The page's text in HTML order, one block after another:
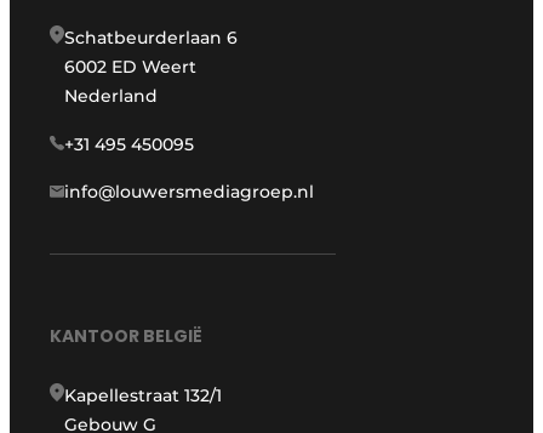
Schatbeurderlaan 6
6002 ED Weert
Nederland
+31 495 450095
info@louwersmediagroep.nl
KANTOOR BELGIË
Kapellestraat 132/1
Gebouw G